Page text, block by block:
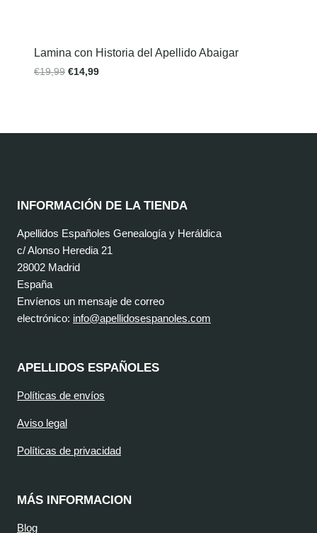
Lamina con Historia del Apellido Abaigar
€19,99 €14,99
INFORMACIÓN DE LA TIENDA
Apellidos Españoles Genealogía y Heráldica
c/ Alonso Heredia 21
28002 Madrid
España
Envíenos un mensaje de correo
electrónico: info@apellidosespanoles.com
APELLIDOS ESPAÑOLES
Políticas de envíos
Aviso legal
Políticas de privacidad
MÁS INFORMACION
Blog